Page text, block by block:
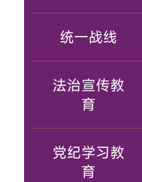
统一战线
法治宣传教
育
党纪学习教
育